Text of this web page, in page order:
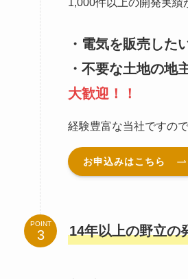
・電気を販売した
・不要な土地の地
大歓迎！！
経験豊富な当社ですの
お申込みはこちら
POINT 14年以上の野立の